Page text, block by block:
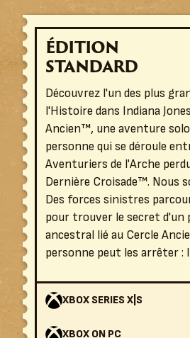
ÉDITION
STANDARD
Découvrez l'un des plus
l'Histoire dans Indiana
Ancien™, une aventure
personne qui se déroule
Aventuriers de l'Arche
Dernière Croisade™. Nous
Des forces sinistres
pour trouver le secret d'un
ancestral lié au Cercle
personne peut les arrêter :
XBOX SERIES X|S
XBOX ON PC